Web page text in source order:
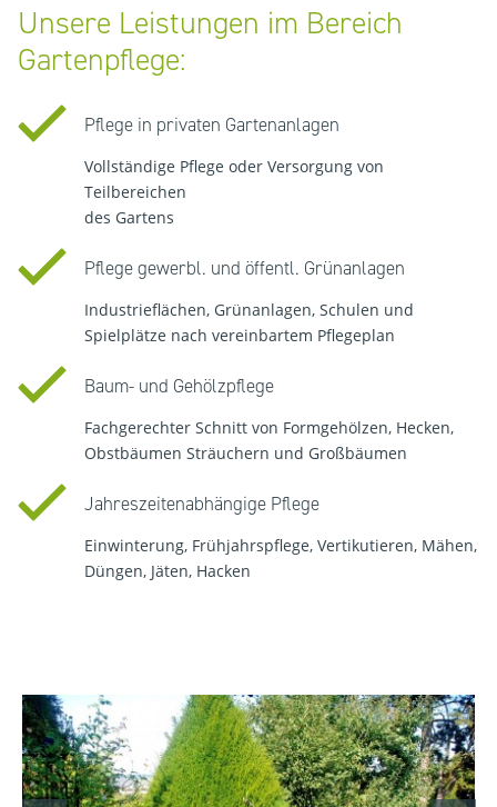
Unsere Leistungen im Bereich
Gartenpflege:
Pflege in privaten Gartenanlagen
Vollständige Pflege oder Versorgung von
Teilbereichen
des Gartens
Pflege gewerbl. und öffentl. Grünanlagen
Industrieflächen, Grünanlagen, Schulen und
Spielplätze nach vereinbartem Pflegeplan
Baum- und Gehölzpflege
Fachgerechter Schnitt von Formgehölzen, Hecken,
Obstbäumen Sträuchern und Großbäumen
Jahreszeitenabhängige Pflege
Einwinterung, Frühjahrspflege, Vertikutieren, Mähen,
Düngen, Jäten, Hacken